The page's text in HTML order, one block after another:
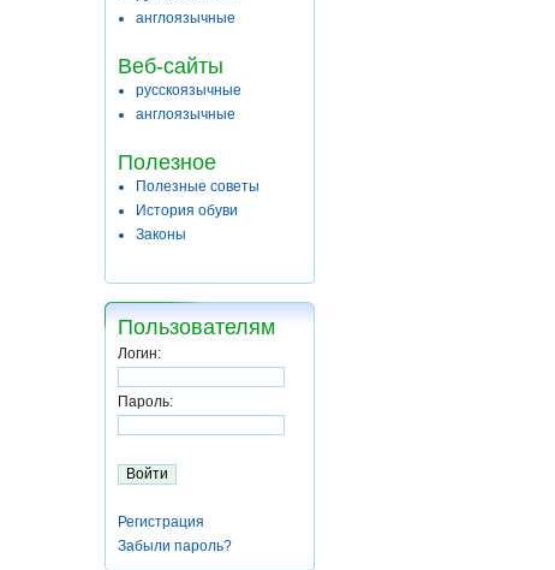
англоязычные
Веб-сайты
русскоязычные
англоязычные
Полезное
Полезные советы
История обуви
Законы
Пользователям
Логин:
Пароль:
Регистрация
Забыли пароль?